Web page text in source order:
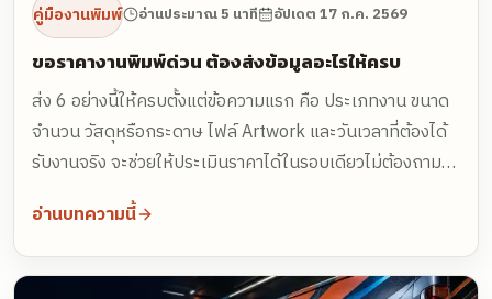
คู่มืองานพิมพ์ อ่านประมาณ 5 นาที อัปเดต17 ก.ค. 2569
ขอราคางานพิมพ์ด่วน ต้องส่งข้อมูลอะไรให้ครบ
ส่ง 6 อย่างนี้ให้ครบตั้งแต่ข้อความแรก คือ ประเภทงาน ขนาด
จำนวน วัสดุหรือกระดาษ ไฟล์ Artwork และวันเวลาที่ต้องได้
รับงานจริง จะช่วยให้ประเมินราคาได้ในรอบเดียวไม่ต้องถาม
กลับ งานด่วนควรทัก LINE เพราะส่งไฟล์และตอบกลับได้ทันที
และควรบอกวันที่ชัดเจนแทนคำว่าด่วน เพราะทีมต้องเช็กคิว
เครื่องและรอบขนส่งจริง
อ่านบทความนี้